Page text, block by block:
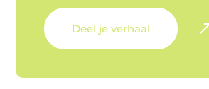
Deel je verhaal